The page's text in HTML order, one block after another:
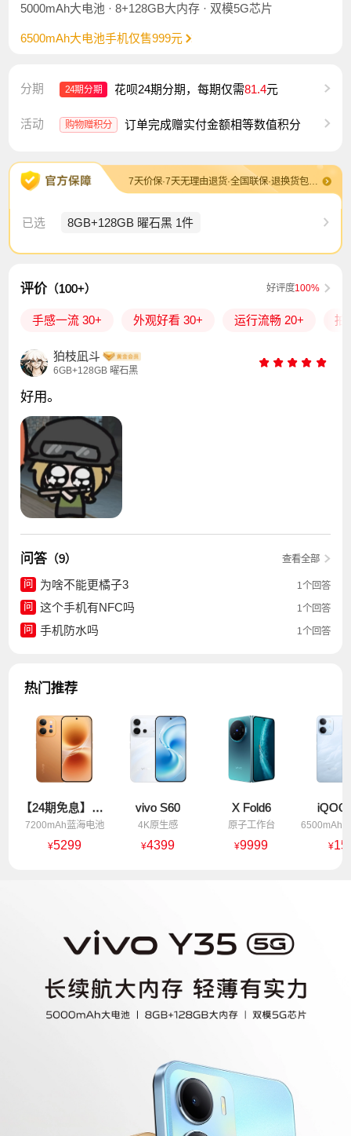
5000mAh大电池 · 8+128GB大内存 · 双模5G芯片
6500mAh大电池手机仅售999元
分期 24期分期 花呗24期分期，每期仅需81.4元
活动 购物赠积分 订单完成赠实付金额相等数值积分
7天价保·7天无理由退货·全国联保·退换货包运费
已选 8GB+128GB 曜石黑 1件
评价 （100+） 好评度100%
手感一流 30+ 外观好看 30+ 运行流畅 20+ 拍
狛枝凪斗
6GB+128GB 曜石黑
好用。
问答 （9） 查看全部
问 为啥不能更橘子3
1个回答
问
这个手机有NFC吗
1个回答
问
手机防水吗 1个回答
热门推荐
【24期免息】vivo X300 E
7200mAh蓝海电池
¥5299
vivo S60
4K原生感
¥4399
X Fold6
原子工作台
¥9999
iQOO
¥